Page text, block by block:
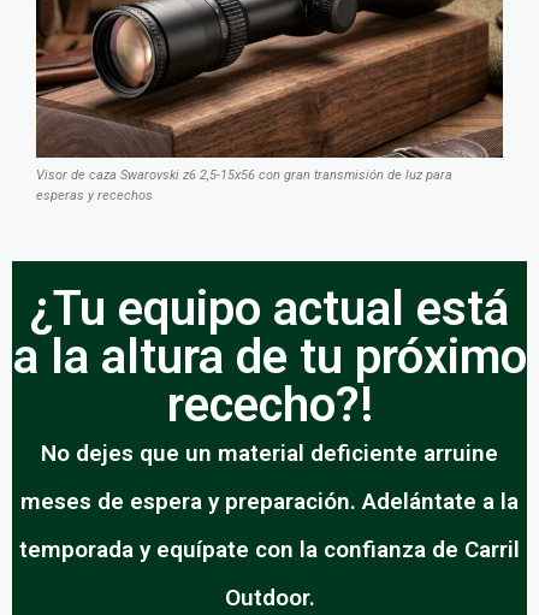
Visor de caza Swarovski z6 2,5-15x56 con gran transmisión de luz para
esperas y recechos
¿Tu equipo actual está
a la altura de tu próximo
rececho?!
No dejes que un material deficiente arruine
meses de espera y preparación. Adelántate a la
temporada y equípate con la confianza de Carril
Outdoor.